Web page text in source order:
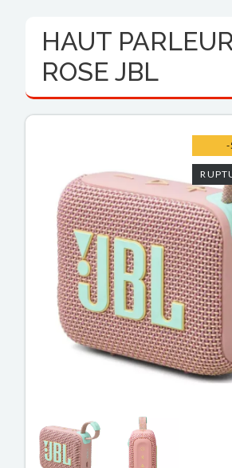
HAUT
ROSE JBL
-